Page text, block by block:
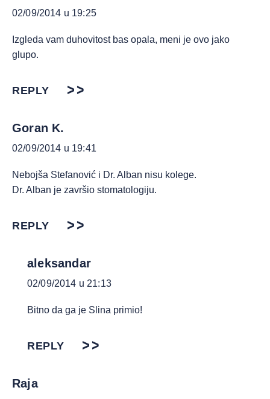
02/09/2014 u 19:25
Izgleda vam duhovitost bas opala, meni je ovo jako
glupo.
REPLY
Goran K.
02/09/2014 u 19:41
Nebojša Stefanović i Dr. Alban nisu kolege.
Dr. Alban je završio stomatologiju.
REPLY
aleksandar
02/09/2014 u 21:13
Bitno da ga je Slina primio!
REPLY
Raja